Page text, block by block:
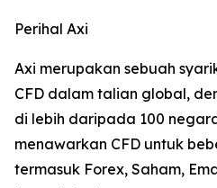
Perihal Axi
Axi merupakan sebuah
CFD dalam talian global,
di lebih daripada 100
menawarkan CFD untuk
termasuk Forex, Saham,